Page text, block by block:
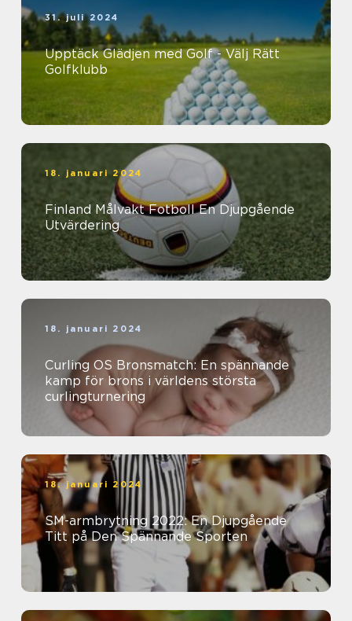
31. juli 2024
Upptäck Glädjen med Golf - Välj Rätt
Golfklubb
18. januari 2024
Finland Målvakt Fotboll En Djupgående
Utvärdering
18. januari 2024
Curling OS Bronsmatch: En spännande
kamp för brons i världens största
curlingturnering
18. januari 2024
SM-armbrytning 2022: En Djupgående
Titt på Den Spännande Sporten